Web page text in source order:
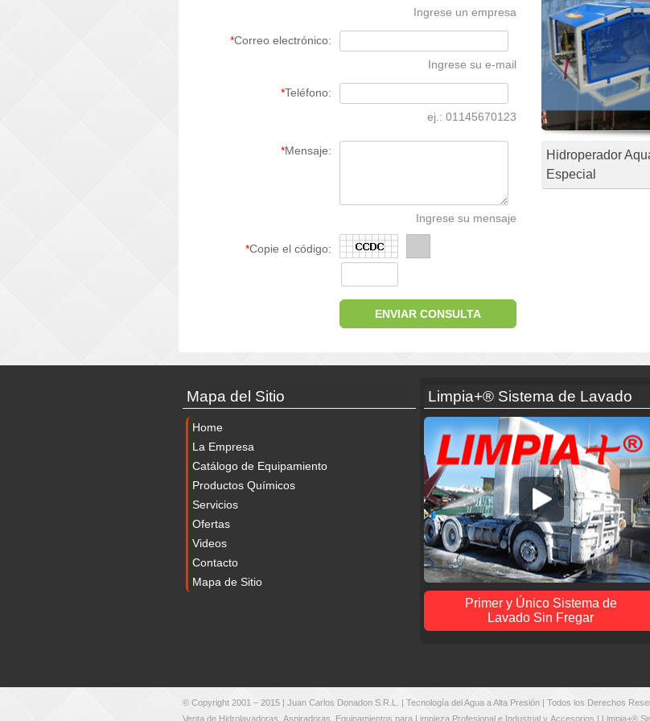
Ingrese un empresa
*Correo electrónico:
Ingrese su e-mail
*Teléfono:
ej.: 01145670123
*Mensaje:
Ingrese su mensaje
*Copie el código:
Hidroperador
Especial
Mapa del Sitio
Home
La Empresa
Catálogo de Equipamiento
Productos Químicos
Servicios
Ofertas
Videos
Contacto
Mapa de Sitio
Limpia+® Sistema de Lavado
Primer y Único Sistema de
Lavado Sin Fregar
© Copyright 2001 – 2015 | Juan Carlos Donadon S.R.L.
| Tecnología del Agua a Alta Presión | Todos los Derechos
Venta de Hidrolavadoras Aspiradoras Equipamientos para Limpieza Profesional e Industrial y Accesorios | Limpia+®